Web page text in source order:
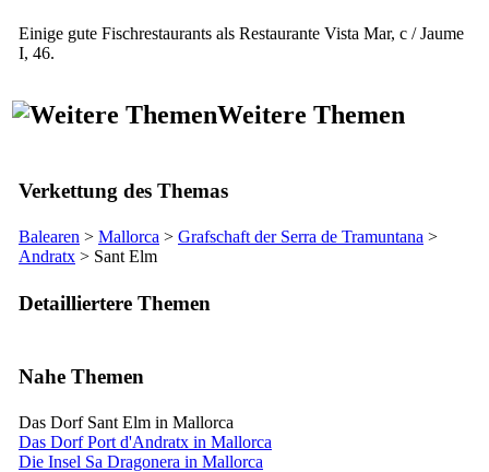
Einige gute Fischrestaurants als Restaurante Vista Mar, c / Jaume
I, 46.
Weitere Themen
Verkettung des Themas
Balearen > Mallorca > Grafschaft der Serra de Tramuntana >
Andratx > Sant Elm
Detailliertere Themen
Nahe Themen
Das Dorf Sant Elm in Mallorca
Das Dorf Port d'Andratx in Mallorca
Die Insel Sa Dragonera in Mallorca